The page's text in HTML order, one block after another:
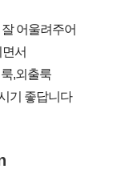
어울려주어
서
,외출룩
기 좋답니다